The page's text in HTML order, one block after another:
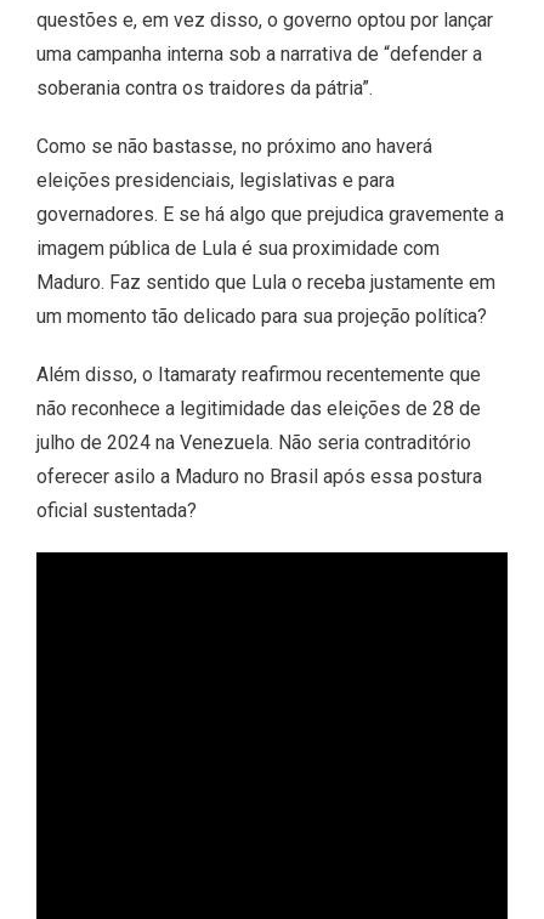
questões e, em vez disso, o governo optou por lançar
uma campanha interna sob a narrativa de “defender a
soberania contra os traidores da pátria”.
Como se não bastasse, no próximo ano haverá
eleições presidenciais, legislativas e para
governadores. E se há algo que prejudica gravemente a
imagem pública de Lula é sua proximidade com
Maduro. Faz sentido que Lula o receba justamente em
um momento tão delicado para sua projeção política?
Além disso, o Itamaraty reafirmou recentemente que
não reconhece a legitimidade das eleições de 28 de
julho de 2024 na Venezuela. Não seria contraditório
oferecer asilo a Maduro no Brasil após essa postura
oficial sustentada?